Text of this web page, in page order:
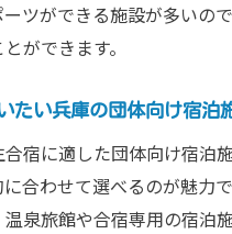
ツができる施設が多いの
ができます。
たい兵庫の団体向け宿泊
宿に適した団体向け宿泊
合わせて選べるのが魅力
泉旅館や合宿専用の宿泊